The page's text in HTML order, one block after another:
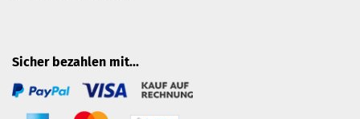
Sicher bezahlen mit...